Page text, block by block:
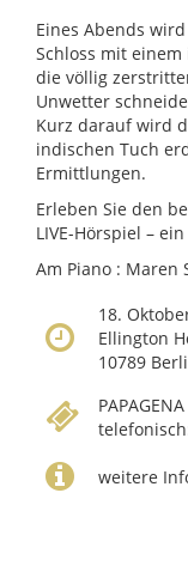
Eines Abends
Schloss mit
die völlig
Unwetter
Kurz darauf wird
indischen Tuch
Ermittlungen.
Erleben Sie den
LIVE-Hörspiel –
Am Piano : Maren
18.
Ellington
10789
PAPAGENA
weitere